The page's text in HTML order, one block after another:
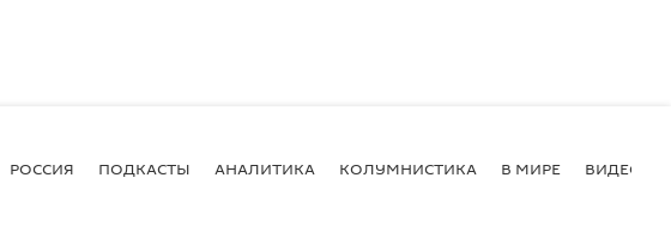
РОССИЯ ПОДКАСТЫ АНАЛИТИКА КОЛУМНИСТИКА В МИРЕ ВИДЕО